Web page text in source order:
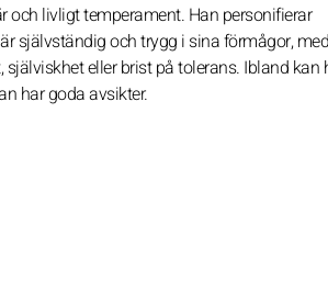
och livligt temperament. Han personifierar
självständig och trygg i sina förmågor,
eller brist på tolerans. Ibland kan
har goda avsikter.